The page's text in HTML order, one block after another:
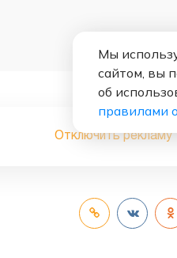
Отключить рекламу
Мы
сайтом, вы
об
правилами